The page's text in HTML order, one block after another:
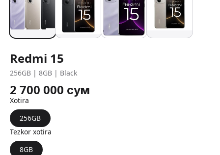
Redmi 15
256GB | 8GB | Black
2 700 000 сум
Xotira
256GB
Tezkor xotira
8GB